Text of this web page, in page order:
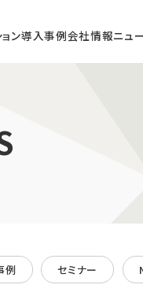
ン導入事例会社情報ニュ
DXコンサルティング
例 セミナー